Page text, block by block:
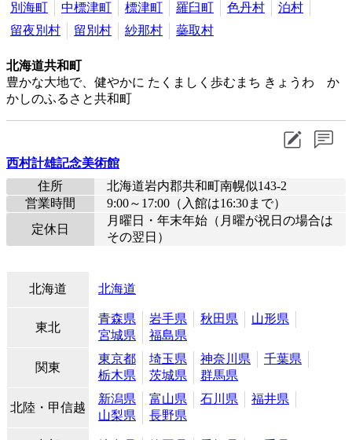
別海町
中標津町 標津町 羅臼町 色丹村
泊村
留夜別村
留別村 紗那村 蘂取村
北海道共和町
豊かな大地で、健やかに たくましく歩むまち きょうわ か
かしのふるさと共和町
西村計雄記念美術館
住所
北海道岩内郡共和町南幌似143-2
営業時間
9:00～17:00（入館は16:30まで）
定休日
月曜日・年末年始（月曜が祝日の場合は
その翌日）
北海道 北海道
東北
青森県 岩手県 秋田県
山形県
宮城県
福島県
関東
東京都 埼玉県 神奈川県
千葉県
栃木県
茨城県 群馬県
北陸・甲信越
新潟県 富山県 石川県
福井県
山梨県
長野県